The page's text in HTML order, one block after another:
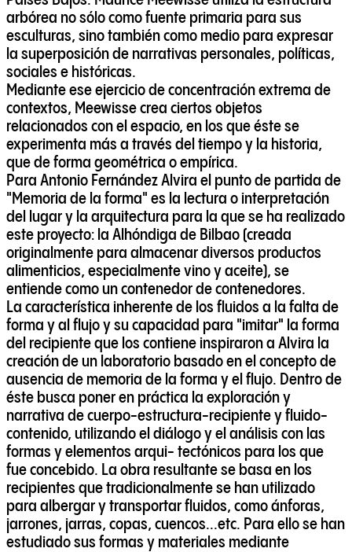
arbórea no sólo como fuente primaria para sus
esculturas, sino también como medio para expresar
la superposición de narrativas personales, políticas,
sociales e históricas.
Mediante ese ejercicio de concentración extrema de
contextos, Meewisse crea ciertos objetos
relacionados con el espacio, en los que éste se
experimenta más a través del tiempo y la historia,
que de forma geométrica o empírica.
Para Antonio Fernández Alvira el punto de partida de
"Memoria de la forma" es la lectura o interpretación
del lugar y la arquitectura para la que se ha realizado
este proyecto: la Alhóndiga de Bilbao (creada
originalmente para almacenar diversos productos
alimenticios, especialmente vino y aceite), se
entiende como un contenedor de contenedores.
La característica inherente de los fluidos a la falta de
forma y al flujo y su capacidad para "imitar" la forma
del recipiente que los contiene inspiraron a Alvira la
creación de un laboratorio basado en el concepto de
ausencia de memoria de la forma y el flujo. Dentro de
éste busca poner en práctica la exploración y
narrativa de cuerpo-estructura-recipiente y fluido-
contenido, utilizando el diálogo y el análisis con las
formas y elementos arqui- tectónicos para los que
fue concebido. La obra resultante se basa en los
recipientes que tradicionalmente se han utilizado
para albergar y transportar fluidos, como ánforas,
jarrones, jarras, copas, cuencos...etc. Para ello se han
estudiado sus formas y materiales mediante